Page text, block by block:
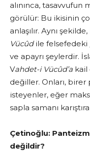
alınınca, tasavvufun
görülür: Bu ikisinin
anlaşılır. Aynı
Vücûdile felsefedeki
ve apayrı şeylerdir.
Vahdet-i Vücûd’a kail
değiller. Onları,
isteyenler, eğer
sapla samanı
Çetinoğlu:
değildir?